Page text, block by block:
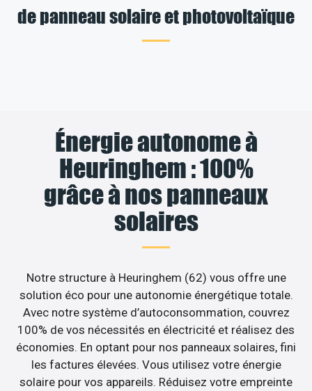
de panneau solaire et photovoltaïque
Énergie autonome à
Heuringhem : 100%
grâce à nos panneaux
solaires
Notre structure à Heuringhem (62) vous offre une
solution éco pour une autonomie énergétique totale.
Avec notre système d’autoconsommation, couvrez
100% de vos nécessités en électricité et réalisez des
économies. En optant pour nos panneaux solaires, fini
les factures élevées. Vous utilisez votre énergie
solaire pour vos appareils. Réduisez votre empreinte